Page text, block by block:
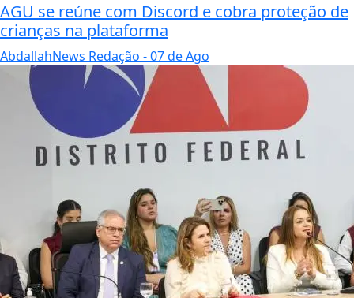
AGU se reúne com Discord e cobra proteção de
crianças na plataforma
AbdallahNews Redação - 07 de Ago